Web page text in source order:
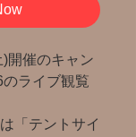
開催のキャン
ライブ観覧
「テントサイ